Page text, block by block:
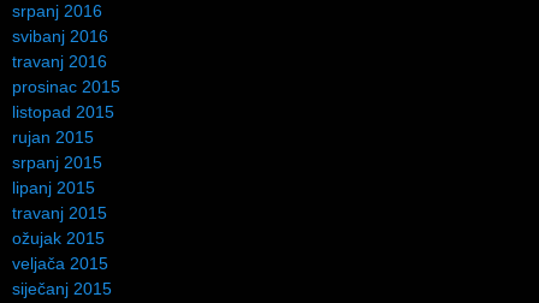
srpanj 2016
svibanj 2016
travanj 2016
prosinac 2015
listopad 2015
rujan 2015
srpanj 2015
lipanj 2015
travanj 2015
ožujak 2015
veljača 2015
siječanj 2015